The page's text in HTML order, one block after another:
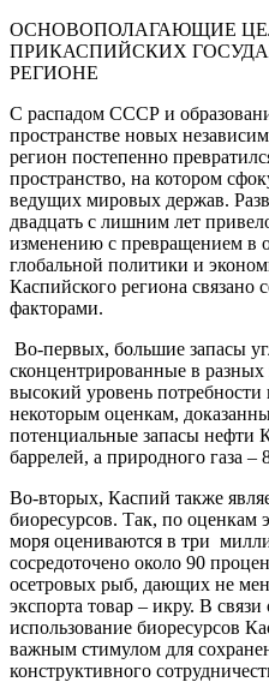
ОСНОВОПОЛАГАЮЩИЕ
ПРИКАСПИЙСКИХ
РЕГИОНЕ
С распадом СССР и
пространстве новых
регион постепенно
пространство, на котором
ведущих мировых держав.
двадцать с лишним лет
изменению с превращением в
глобальной политики и
Каспийского региона
факторами.
Во-первых, большие запасы
сконцентрированные в
высокий уровень
некоторым оценкам,
потенциальные запасы нефти
баррелей, а природного газа –
Во-вторых, Каспий также
биоресурсов. Так, по оценкам
моря оцениваются в три
сосредоточено около 90
осетровых рыб, дающих не
экспорта товар – икру. В
использование биоресурсов
важным стимулом для
конструктивного